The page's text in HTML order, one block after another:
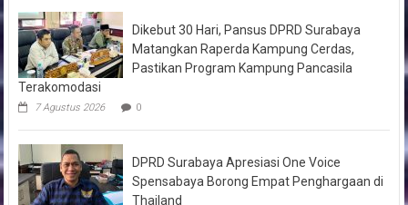
Dikebut 30 Hari, Pansus DPRD Surabaya
Matangkan Raperda Kampung Cerdas,
Pastikan Program Kampung Pancasila
Terakomodasi
7 Agustus 2026 0
DPRD Surabaya Apresiasi One Voice
Spensabaya Borong Empat Penghargaan di
Thailand